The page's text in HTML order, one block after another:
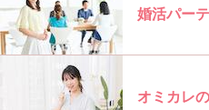
婚活パー
オミカレ